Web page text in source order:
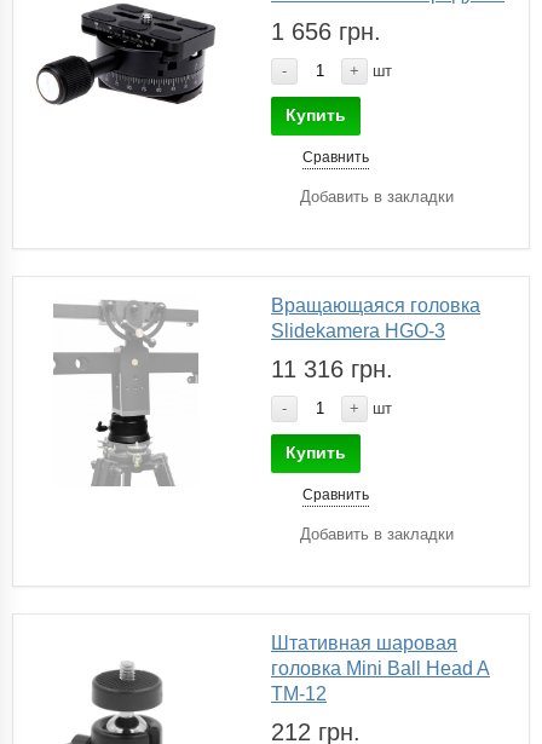
1 656 грн.
- + шт
Купить
Сравнить
Добавить в закладки
Вращающаяся головка
Slidekamera HGO-3
11 316 грн.
- + шт
Купить
Сравнить
Добавить в закладки
Штативная шаровая
головка Mini Ball Head A
TM-12
212 грн.